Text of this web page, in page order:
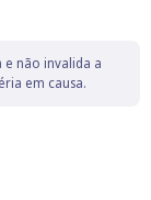
não invalida a
em causa.